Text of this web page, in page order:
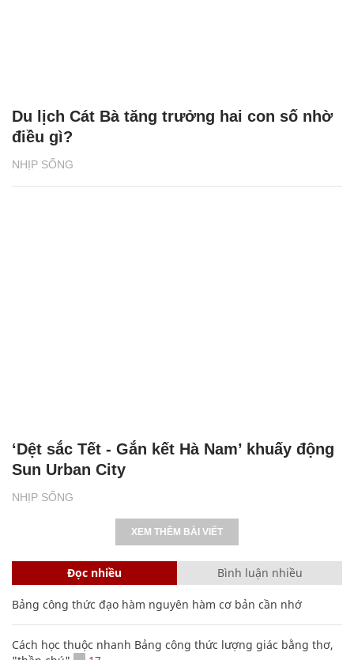
NHỊP SỐNG
Du lịch Cát Bà tăng trưởng hai con số nhờ
điều gì?
NHỊP SỐNG
‘Dệt sắc Tết - Gắn kết Hà Nam’ khuấy động
Sun Urban City
XEM THÊM BÀI VIẾT
Đọc nhiều Bình luận nhiều
Bảng công thức đạo hàm nguyên hàm cơ bản cần nhớ
Cách học thuộc nhanh Bảng công thức lượng giác bằng thơ,